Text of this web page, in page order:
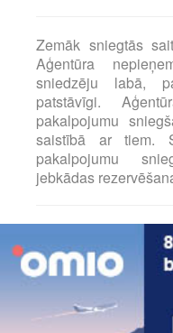
Zemāk sniegtās
Aģentūra
sniedzēju labā,
patstāvīgi.
pakalpojumu
saistībā ar tiem.
pakalpojumu
jebkādas